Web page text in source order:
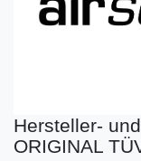
Hersteller-
ORIGINAL